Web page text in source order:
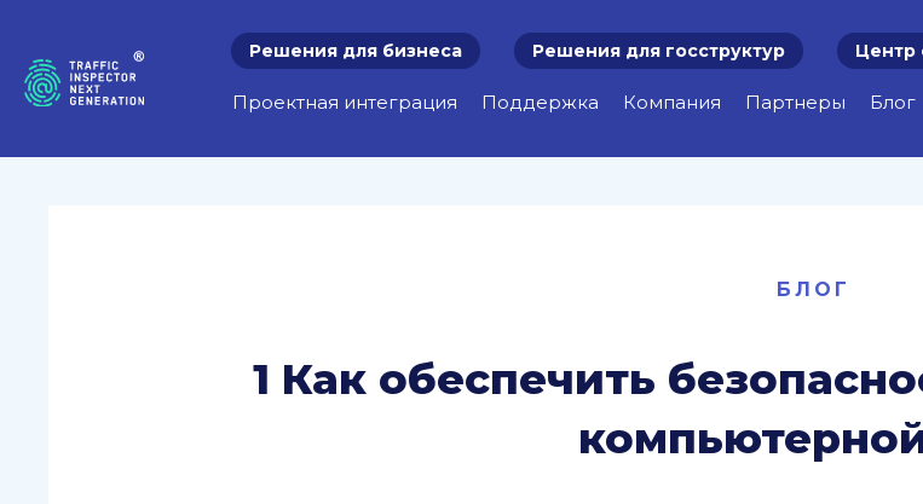
Решения для бизнеса Решения для госструктур Центр
Проектная интеграция Поддержка Компания Партнеры Блог
БЛОГ
1 Как обеспечить